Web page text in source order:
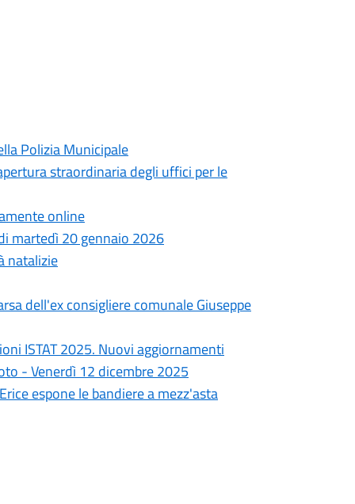
Polizia Municipale
straordinaria degli uffici per le
online
martedì 20 gennaio 2026
natalizie
dell'ex consigliere comunale Giuseppe
ISTAT 2025. Nuovi aggiornamenti
- Venerdì 12 dicembre 2025
espone le bandiere a mezz'asta